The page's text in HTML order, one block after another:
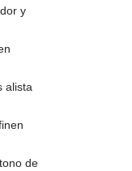
y
alista
de